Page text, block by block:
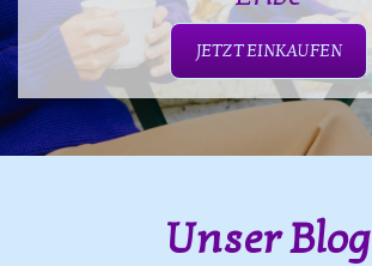
JETZT EINKAUFEN
Unser Blog